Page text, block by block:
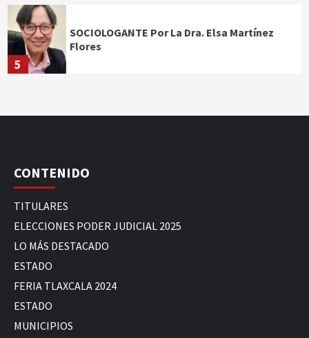
5
SOCIOLOGANTE Por La Dra. Elsa Martínez
Flores
CONTENIDO
TITULARES
ELECCIONES PODER JUDICIAL 2025
LO MÁS DESTACADO
ESTADO
FERIA TLAXCALA 2024
ESTADO
MUNICIPIOS